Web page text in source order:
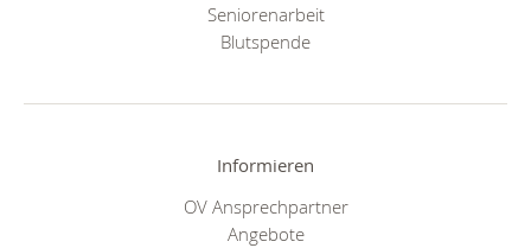
Seniorenarbeit
Blutspende
Informieren
OV Ansprechpartner
Angebote